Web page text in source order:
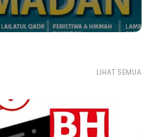
LIHAT SEMUA